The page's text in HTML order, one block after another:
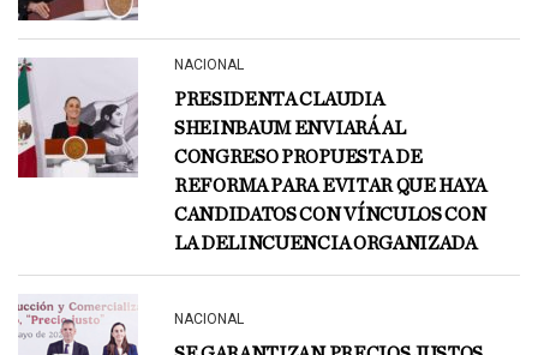
NACIONAL
PRESIDENTA CLAUDIA
SHEINBAUM ENVIARÁ AL
CONGRESO PROPUESTA DE
REFORMA PARA EVITAR QUE HAYA
CANDIDATOS CON VÍNCULOS CON
LA DELINCUENCIA ORGANIZADA
NACIONAL